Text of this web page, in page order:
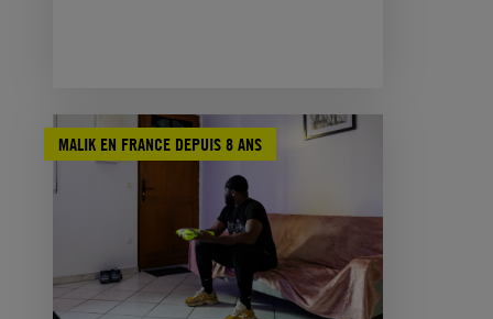
MALIK EN FRANCE DEPUIS 8 ANS